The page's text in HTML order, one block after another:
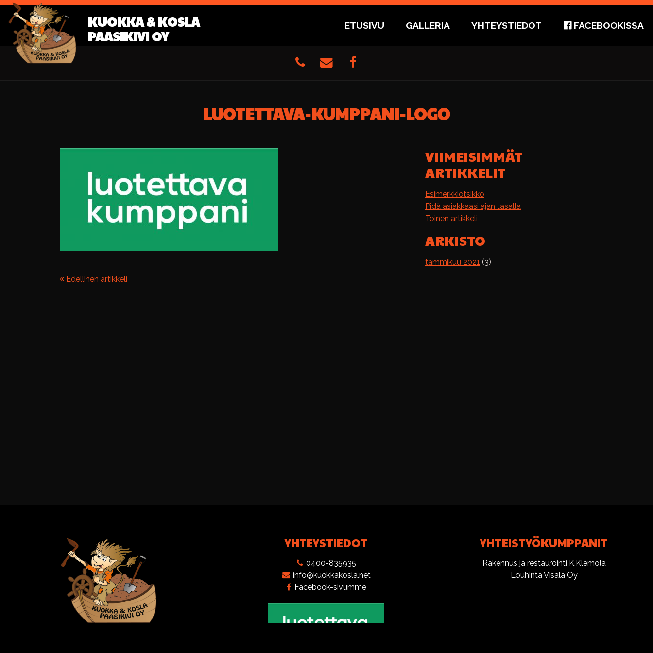
KUOKKA & KOSLA
PAASIKIVI OY
ETUSIVU GALLERIA YHTEYSTIEDOT FACEBOOKISSA
LUOTETTAVA-KUMPPANI-LOGO
Edellinen artikkeli
VIIMEISIMMÄT
ARTIKKELIT
Esimerkkiotsikko
Pidä asiakkaasi ajan tasalla
Toinen artikkeli
ARKISTO
tammikuu 2021 (3)
YHTEYSTIEDOT
0400-835935
info@kuokkakosla.net
Facebook-sivumme
YHTEISTYÖKUMPPANIT
Rakennus ja restaurointi K.Klemola
Louhinta Visala Oy